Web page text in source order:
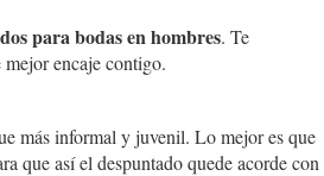
para bodas en hombres. Te
mejor encaje contigo.
más informal y juvenil. Lo mejor es que
que así el despuntado quede acorde con